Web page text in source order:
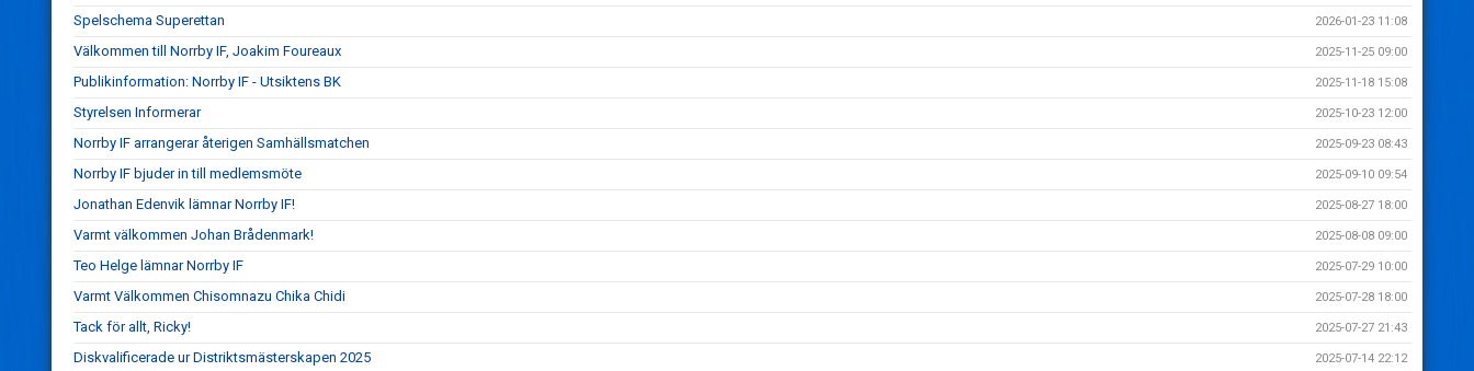
Spelschema Superettan 2026-01-23 11:08
Välkommen till Norrby IF, Joakim Foureaux 2025-11-25 09:00
Publikinformation: Norrby IF - Utsiktens BK 2025-11-18 15:08
Styrelsen Informerar 2025-10-23 12:00
Norrby IF arrangerar återigen Samhällsmatchen 2025-09-23 08:43
Norrby IF bjuder in till medlemsmöte 2025-09-10 09:54
Jonathan Edenvik lämnar Norrby IF! 2025-08-27 18:00
Varmt välkommen Johan Brådenmark! 2025-08-08 09:00
Teo Helge lämnar Norrby IF 2025-07-29 10:00
Varmt Välkommen Chisomnazu Chika Chidi 2025-07-28 18:00
Tack för allt, Ricky! 2025-07-27 21:43
Diskvalificerade ur Distriktsmästerskapen 2025 2025-07-14 22:12